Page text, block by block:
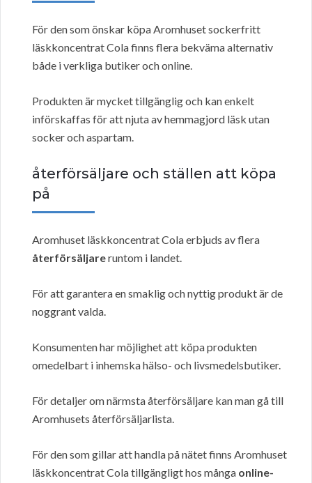
För den som önskar köpa Aromhuset sockerfritt
läskkoncentrat Cola finns flera bekväma alternativ
både i verkliga butiker och online.
Produkten är mycket tillgänglig och kan enkelt
införskaffas för att njuta av hemmagjord läsk utan
socker och aspartam.
återförsäljare och ställen att köpa
på
Aromhuset läskkoncentrat Cola erbjuds av flera
återförsäljareruntom i landet.
För att garantera en smaklig och nyttig produkt är de
noggrant valda.
Konsumenten har möjlighet att köpa produkten
omedelbart i inhemska hälso- och livsmedelsbutiker.
För detaljer om närmsta återförsäljare kan man gå till
Aromhusets återförsäljarlista.
För den som gillar att handla på nätet finns Aromhuset
läskkoncentrat Cola tillgängligt hos många online-